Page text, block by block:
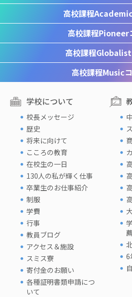
高校課程
高校課程Pioneer
高校課程Globalist
高校課程Music
学校について
校長メッセージ
歴史
将来に向けて
こころの教育
在校生の一日
130人の私が輝く仕事
卒業生のお仕事紹介
制服
学費
行事
教員ブログ
アクセス＆施設
スミス寮
寄付金のお願い
各種証明書類申請につ
いて
6